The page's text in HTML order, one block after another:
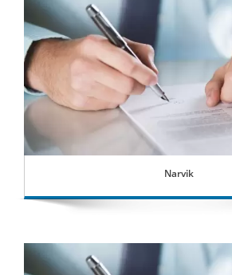
Narvik